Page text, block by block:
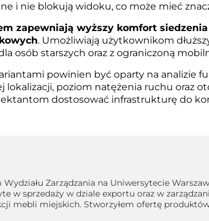
i nie blokują widoku, co może mieć
zapewniają wyższy komfort
. Umożliwiają użytkownikom
osób starszych oraz z ograniczoną
powinien być oparty na analizie
poziom natężenia ruchu oraz
dostosować infrastrukturę do
Zarządzania na Uniwersytecie
w sprzedaży w dziale exportu oraz w
mebli miejskich. Stworzyłem ofertę